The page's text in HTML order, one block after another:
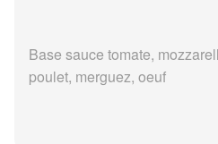
Base sauce tomate,
poulet, merguez, oeuf